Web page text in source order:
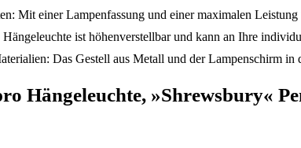
Mit einer Lampenfassung und einer maximalen
ist höhenverstellbar und kann an Ihre
Das Gestell aus Metall und der Lampenschirm
Hängeleuchte, »Shrewsbury«